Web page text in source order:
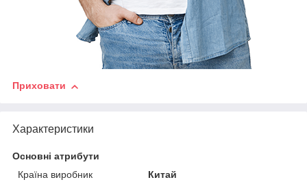
Приховати
Характеристики
Основні атрибути
Країна виробник
Китай